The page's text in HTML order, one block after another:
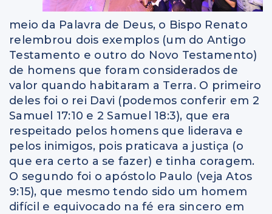
meio da Palavra de Deus, o Bispo Renato
relembrou dois exemplos (um do Antigo
Testamento e outro do Novo Testamento)
de homens que foram considerados de
valor quando habitaram a Terra. O primeiro
deles foi o rei Davi (podemos conferir em 2
Samuel 17:10 e 2 Samuel 18:3), que era
respeitado pelos homens que liderava e
pelos inimigos, pois praticava a justiça (o
que era certo a se fazer) e tinha coragem.
O segundo foi o apóstolo Paulo (veja Atos
9:15), que mesmo tendo sido um homem
difícil e equivocado na fé era sincero em